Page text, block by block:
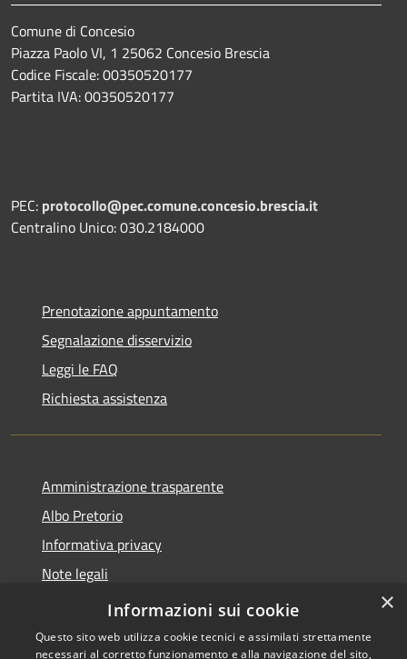
Comune di Concesio
Piazza Paolo VI, 1 25062 Concesio Brescia
Codice Fiscale: 00350520177
Partita IVA: 00350520177
PEC: protocollo@pec.comune.concesio.brescia.it
Centralino Unico: 030.2184000
Prenotazione appuntamento
Segnalazione disservizio
Leggi le FAQ
Richiesta assistenza
Amministrazione trasparente
Albo Pretorio
Informativa privacy
Note legali
Dichiarazione di accessibilità
×
Informazioni sui cookie
Questo sito web utilizza cookie tecnici e assimilati strettamente
necessari al corretto funzionamento e alla navigazione del sito,